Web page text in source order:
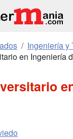
Ingeniería y
en Ingeniería